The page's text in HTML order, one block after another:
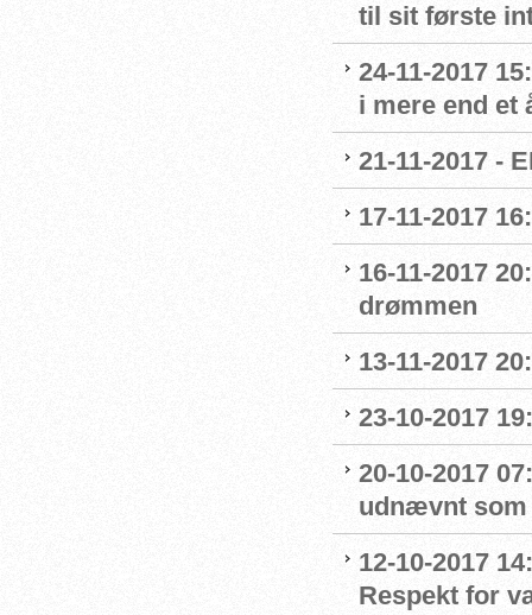
til sit første
24-11-2017
i mere end et
21-11-2017 -
17-11-2017
16-11-2017
drømmen
13-11-2017
23-10-2017
20-10-2017
udnævnt som
12-10-2017
Respekt for